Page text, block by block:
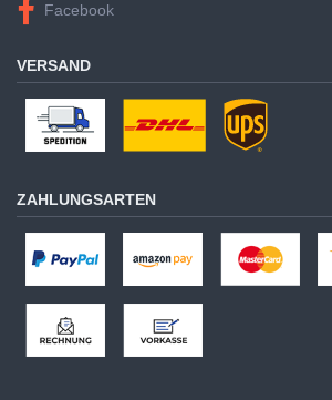
Facebook
VERSAND
ZAHLUNGSARTEN